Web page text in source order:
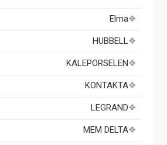
Elma
HUBBELL
KALEPORSELEN
KONTAKTA
LEGRAND
MEM DELTA